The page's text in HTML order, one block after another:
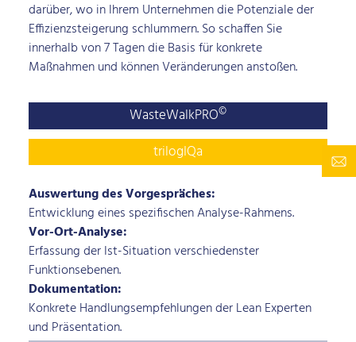
darüber, wo in Ihrem Unternehmen die Potenziale der
Effizienzsteigerung schlummern. So schaffen Sie
innerhalb von 7 Tagen die Basis für konkrete
Maßnahmen und können Veränderungen anstoßen.
WasteWalkPRO©
trilogIQa
Auswertung des Vorgespräches:
Entwicklung eines spezifischen Analyse-Rahmens.
Vor-Ort-Analyse:
Erfassung der Ist-Situation verschiedenster
Funktionsebenen.
Dokumentation:
Konkrete Handlungsempfehlungen der Lean Experten
und Präsentation.